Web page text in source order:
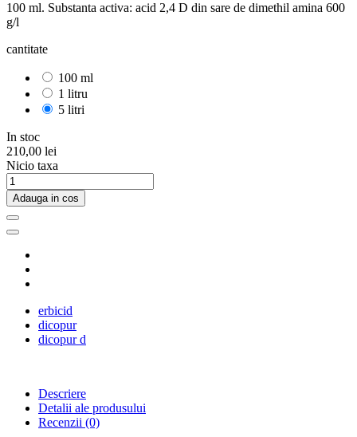
100 ml. Substanta activa: acid 2,4 D din sare de dimethil amina 600
g/l
cantitate
100 ml
1 litru
5 litri
In stoc
210,00 lei
Nicio taxa
Adauga in cos
erbicid
dicopur
dicopur d
Descriere
Detalii ale produsului
Recenzii (0)